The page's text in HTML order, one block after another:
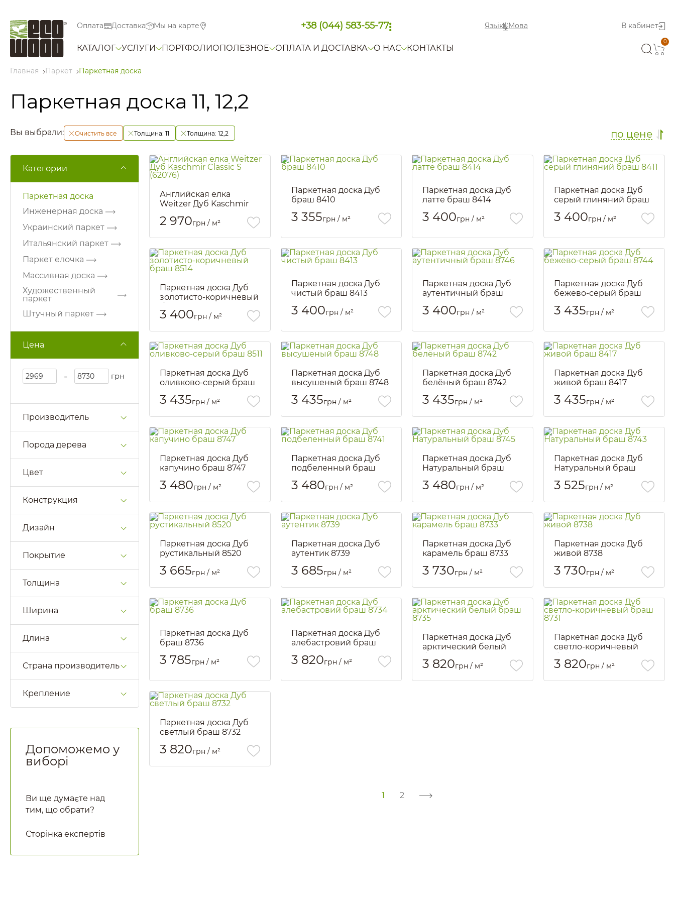
Оплата Доставка Мы на карте +38 (044) 583-55-77 Язьік Мова В кабинет
КАТАЛОГ УСЛУГИ ПОРТФОЛИОПОЛЕЗНОЕ ОПЛАТА И ДОСТАВКА О НАС КОНТАКТЫ
0
Главная Паркет Паркетная доска
Паркетная доска 11, 12,2
Вы выбрали: Очистить все Толщина: 11 Толщина: 12,2 по цене
Категории
Паркетная доска
Инженерная доска
Украинский паркет
Итальянский паркет
Паркет елочка
Массивная доска
Художественный
паркет
Штучный паркет
Цена
- грн
Производитель
Порода дерева
Цвет
Конструкция
Дизайн
Покрытие
Толщина
Ширина
Длина
Страна производитель
Крепление
Допоможемо у
виборі
Ви ще думаєте над
тим, що обрати?
Сторінка експертів
Английская елка
Weitzer Дуб Kaschmir
Артикул:: 2785
2 970грн / м²
Паркетная доска Дуб
браш 8410
3 355грн / м²
Паркетная доска Дуб
латте браш 8414
3 400грн / м²
Паркетная доска Дуб
серый глиняний браш
Артикул:: 1918
3 400грн / м²
Паркетная доска Дуб
золотисто-коричневый
Артикул:: 1919
3 400грн / м²
Паркетная доска Дуб
чистый браш 8413
3 400грн / м²
Паркетная доска Дуб
аутентичный браш
Артикул:: 2350
3 400грн / м²
Паркетная доска Дуб
бежево-серый браш
Артикул:: 1913
3 435грн / м²
Паркетная доска Дуб
оливково-cерый браш
Артикул:: 1921
3 435грн / м²
Паркетная доска Дуб
высушеный браш 8748
3 435грн / м²
Паркетная доска Дуб
белёный браш 8742
3 435грн / м²
Паркетная доска Дуб
живой браш 8417
3 435грн / м²
Паркетная доска Дуб
капучино браш 8747
3 480грн / м²
Паркетная доска Дуб
подбеленный браш
Артикул:: 1920
3 480грн / м²
Паркетная доска Дуб
Натуральный браш
Артикул:: 2352
3 480грн / м²
Паркетная доска Дуб
Натуральный браш
Артикул:: 2354
3 525грн / м²
Паркетная доска Дуб
рустикальный 8520
3 665грн / м²
Паркетная доска Дуб
аутентик 8739
3 685грн / м²
Паркетная доска Дуб
карамель браш 8733
3 730грн / м²
Паркетная доска Дуб
живой 8738
3 730грн / м²
Паркетная доска Дуб
браш 8736
3 785грн / м²
Паркетная доска Дуб
алебастровий браш
Артикул:: 1924
3 820грн / м²
Паркетная доска Дуб
арктический белый
Артикул:: 1925
3 820грн / м²
Паркетная доска Дуб
светло-коричневый
Артикул:: 1926
3 820грн / м²
Паркетная доска Дуб
светлый браш 8732
3 820грн / м²
1 2